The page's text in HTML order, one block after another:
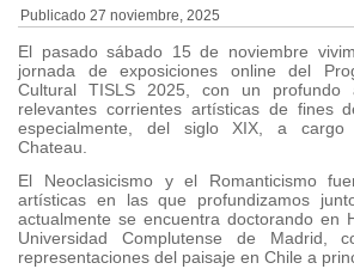
Publicado 27 noviembre, 2025
El pasado sábado 15 de noviembre
jornada de exposiciones online del
Cultural TISLS 2025, con un profundo
relevantes corrientes artísticas de fines
especialmente, del siglo XIX, a cargo
Chateau.
El Neoclasicismo y el Romanticismo
artísticas en las que profundizamos
actualmente se encuentra doctorando en
Universidad Complutense de Madrid,
representaciones del paisaje en Chile a